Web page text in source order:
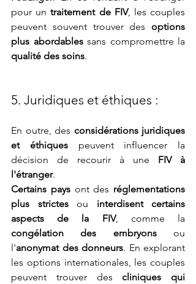
pour un traitement de FIV, les couples
peuvent souvent trouver des options
plus abordables
qualité des soins.
5. Juridiques et éthiques :
En outre, des considérations juridiques
et éthiques peuvent influencer la
décision de recourir à une FIV à
l'étranger.
Certains pays ont des réglementations
plus strictes ou interdisent certains
aspects de la FIV
congélation des embryons ou
l'anonymat des donneurs. En explorant
les options internationales, les couples
peuvent trouver des cliniques qui